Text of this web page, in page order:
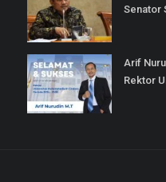
Senator
Arif
Rektor